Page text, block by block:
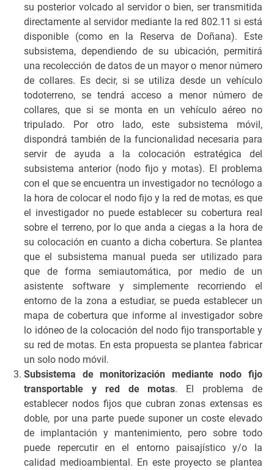
su posterior volcado al servidor o bien, ser transmitida
directamente al servidor mediante la red 802.11 si está
disponible (como en la Reserva de Doñana). Este
subsistema, dependiendo de su ubicación, permitirá
una recolección de datos de un mayor o menor número
de collares. Es decir, si se utiliza desde un vehículo
todoterreno, se tendrá acceso a menor número de
collares, que si se monta en un vehículo aéreo no
tripulado. Por otro lado, este subsistema móvil,
dispondrá también de la funcionalidad necesaria para
servir de ayuda a la colocación estratégica del
subsistema anterior (nodo fijo y motas). El problema
con el que se encuentra un investigador no tecnólogo a
la hora de colocar el nodo fijo y la red de motas, es que
el investigador no puede establecer su cobertura real
sobre el terreno, por lo que anda a ciegas a la hora de
su colocación en cuanto a dicha cobertura. Se plantea
que el subsistema manual pueda ser utilizado para
que de forma semiautomática, por medio de un
asistente software y simplemente recorriendo el
entorno de la zona a estudiar, se pueda establecer un
mapa de cobertura que informe al investigador sobre
lo idóneo de la colocación del nodo fijo transportable y
su red de motas. En esta propuesta se plantea fabricar
un solo nodo móvil.
Subsistema de monitorización mediante nodo fijo
transportable y red de motas. El problema de
establecer nodos fijos que cubran zonas extensas es
doble, por una parte puede suponer un coste elevado
de implantación y mantenimiento, pero sobre todo
puede repercutir en el entorno paisajístico y/o la
calidad medioambiental. En este proyecto se plantea